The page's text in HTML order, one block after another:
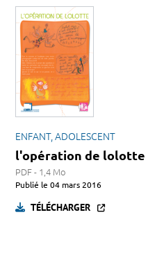
ENFANT, ADOLESCENT
l'opération de lolotte
PDF - 1,4 Mo
Publié le 04 mars 2016
TÉLÉCHARGER